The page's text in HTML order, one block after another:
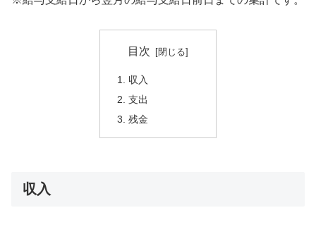
目次
収入
支出
残金
収入